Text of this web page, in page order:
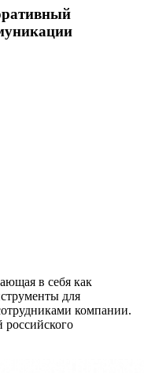
в себя как
для
компании.
российского